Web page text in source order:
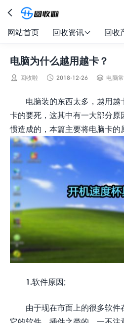

网站首页 回收资讯 回收
电脑为什么越用越卡？
 回收啦  2018-12-26  电脑
电脑装的东西太多，越用
卡的要死，这其中有一大部分原
惯造成的，本篇主要将电脑卡的
1.软件原因;
由于现在市面上的很多软